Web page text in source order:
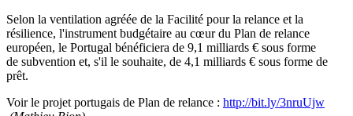
Selon la ventilation agréée de la Facilité pour la relance et la
résilience, l'instrument budgétaire au cœur du Plan de relance
européen, le Portugal bénéficiera de 9,1 milliards € sous forme
de subvention et, s'il le souhaite, de 4,1 milliards € sous forme de
prêt.
Voir le projet portugais de Plan de relance : http://bit.ly/3nruUjw